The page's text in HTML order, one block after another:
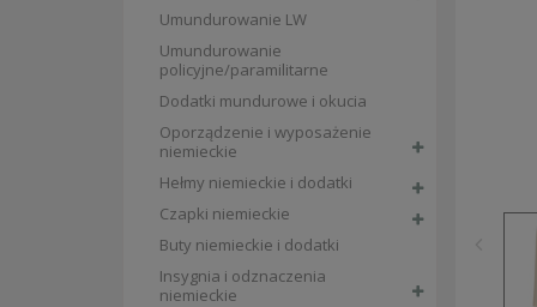
Umundurowanie LW
Umundurowanie
policyjne/paramilitarne
Dodatki mundurowe i okucia
Oporządzenie i wyposażenie
niemieckie
Hełmy niemieckie i dodatki
Czapki niemieckie
Buty niemieckie i dodatki
Insygnia i odznaczenia
niemieckie